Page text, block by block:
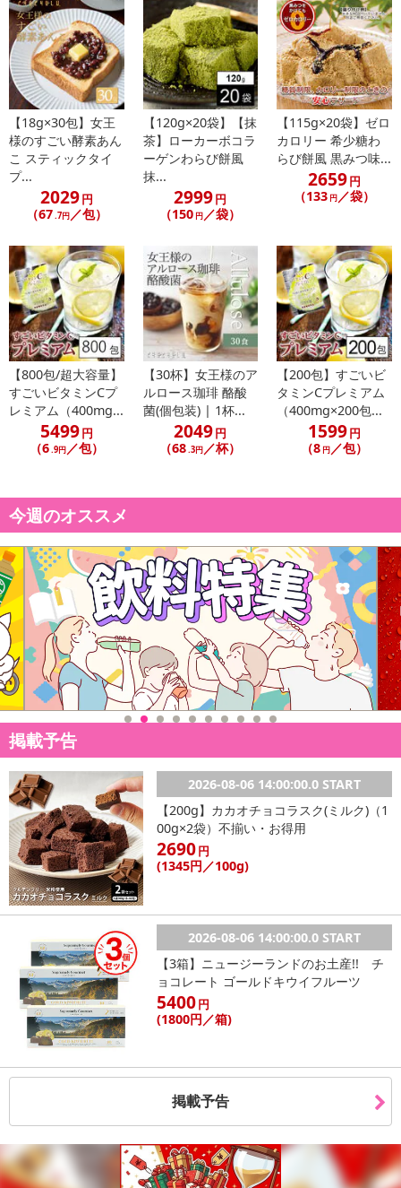
【18g×30包】女王
様のすごい酵素あん
こ スティックタイ
プ...
2029円
（67.7円／包）
【120g×20袋】【抹
茶】ローカーボコラ
ーゲンわらび餅風
抹...
2999円
（150 円／袋）
【115g×20袋】ゼロ
カロリー 希少糖わ
らび餅風 黒みつ味...
2659円
（133 円／袋）
【800包/超大容量】
すごいビタミンCプ
レミアム（400mg...
5499円
（6.9円／包）
【30杯】女王様のア
ルロース珈琲 酪酸
菌(個包装) | 1杯...
2049円
（68.3円／杯）
【200包】すごいビ
タミンCプレミアム
（400mg×200包...
1599円
（8 円／包）
今週のオススメ
掲載予告
2026-08-06 14:00:00.0 START
【200g】カカオチョコラスク(ミルク)（1
00g×2袋）不揃い・お得用
2690円
(1345円 ／100g)
2026-08-06 14:00:00.0 START
【3箱】ニュージーランドのお土産!! チ
ョコレート ゴールドキウイフルーツ
5400円
(1800円 ／箱)
掲載予告